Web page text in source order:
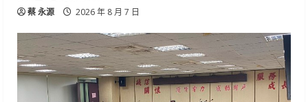
蔡 永源 2026 年 8 月 7 日